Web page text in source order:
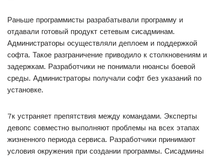
Раньше программисты разрабатывали программу и
отдавали готовый продукт сетевым сисадминам.
Администраторы осуществляли деплоем и поддержкой
софта. Такое разграничение приводило к столкновениям и
задержкам. Разработчики не понимали нюансы боевой
среды. Администраторы получали софт без указаний по
установке.
7к устраняет препятствия между командами. Эксперты
девопс совместно выполняют проблемы на всех этапах
жизненного периода сервиса. Разработчики принимают
условия окружения при создании программы. Сисадмины